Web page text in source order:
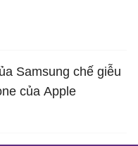
Samsung chế giễu
của Apple